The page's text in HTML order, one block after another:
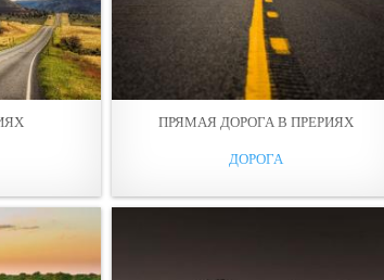
ПРЯМАЯ ДОРОГА В ПРЕРИЯХ
ДОРОГА